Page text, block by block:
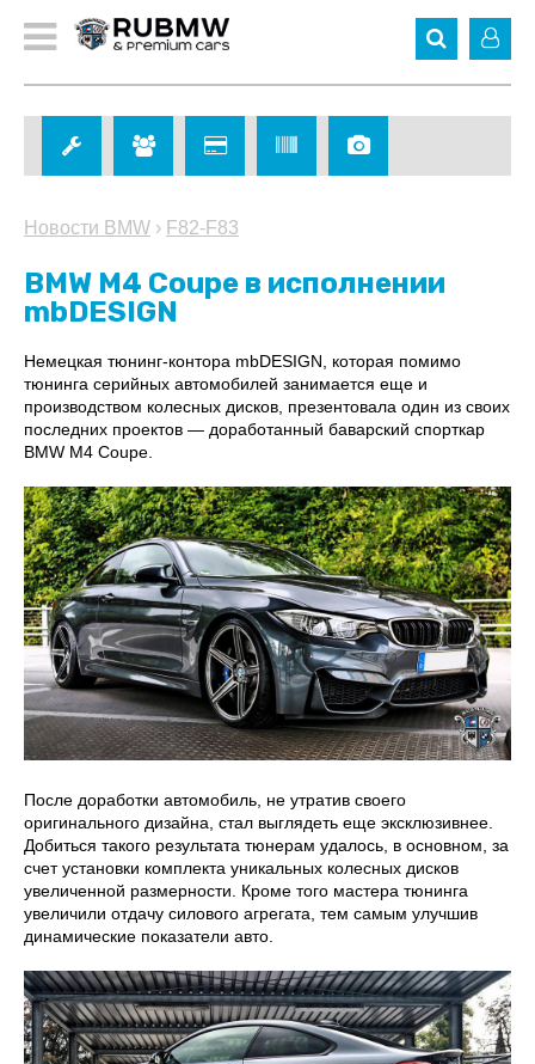
Новости BMW › F82-F83
BMW M4 Coupe в исполнении
mbDESIGN
Немецкая тюнинг-контора mbDESIGN, которая помимо
тюнинга серийных автомобилей занимается еще и
производством колесных дисков, презентовала один из своих
последних проектов — доработанный баварский спорткар
BMW M4 Coupe.
После доработки автомобиль, не утратив своего
оригинального дизайна, стал выглядеть еще эксклюзивнее.
Добиться такого результата тюнерам удалось, в основном, за
счет установки комплекта уникальных колесных дисков
увеличенной размерности. Кроме того мастера тюнинга
увеличили отдачу силового агрегата, тем самым улучшив
динамические показатели авто.